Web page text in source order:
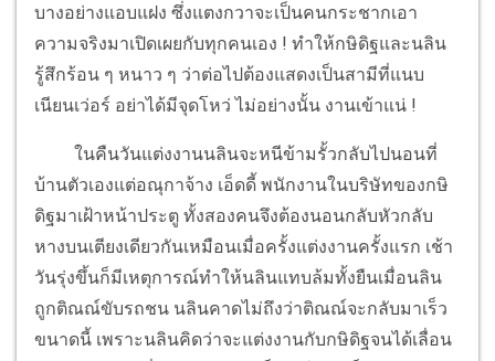
บางอย่างแอบแฝง ซึ่งแตงกวาจะเป็นคนกระชากเอา
ความจริงมาเปิดเผยกับทุกคนเอง ! ทำให้กษิดิฐและนลิน
รู้สึกร้อน ๆ หนาว ๆ ว่าต่อไปต้องแสดงเป็นสามีที่แนบ
เนียนเว่อร์ อย่าได้มีจุดโหว่ ไม่อย่างนั้น งานเข้าแน่ !
ในคืนวันแต่งงานนลินจะหนีข้ามรั้วกลับไปนอนที่
บ้านตัวเองแต่อณุกาจ้าง เอ็ดดี้ พนักงานในบริษัทของกษิ
ดิฐมาเฝ้าหน้าประตู ทั้งสองคนจึงต้องนอนกลับหัวกลับ
หางบนเตียงเดียวกันเหมือนเมื่อครั้งแต่งงานครั้งแรก เช้า
วันรุ่งขึ้นก็มีเหตุการณ์ทำให้นลินแทบล้มทั้งยืนเมื่อนลิน
ถูกติณณ์ขับรถชน นลินคาดไม่ถึงว่าติณณ์จะกลับมาเร็ว
ขนาดนี้ เพราะนลินคิดว่าจะแต่งงานกับกษิดิฐจนได้เลื่อน